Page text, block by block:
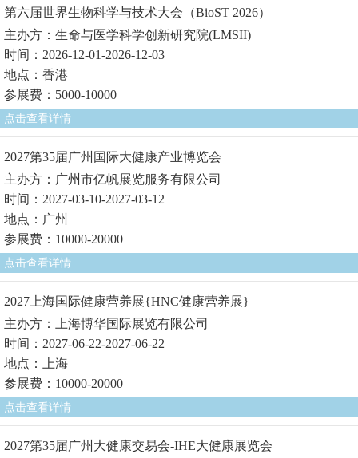
第六届世界生物科学与技术大会（BioST 2026）
主办方：生命与医学科学创新研究院(LMSII)
时间：2026-12-01-2026-12-03
地点：香港
参展费：5000-10000
点击查看详情
2027第35届广州国际大健康产业博览会
主办方：广州市亿帆展览服务有限公司
时间：2027-03-10-2027-03-12
地点：广州
参展费：10000-20000
点击查看详情
2027上海国际健康营养展{HNC健康营养展}
主办方：上海博华国际展览有限公司
时间：2027-06-22-2027-06-22
地点：上海
参展费：10000-20000
点击查看详情
2027第35届广州大健康交易会-IHE大健康展览会